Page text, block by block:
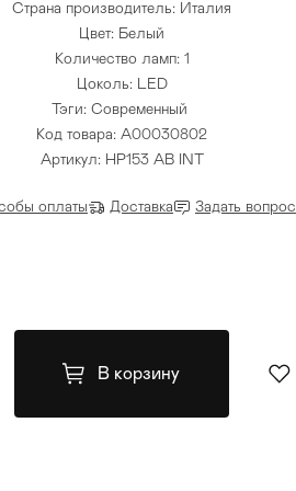
Страна производитель: Италия
Цвет: Белый
Количество ламп: 1
Цоколь: LED
Тэги: Современный
Код товара: A00030802
Артикул: HP153 AB INT
оплаты Доставка Задать вопрос
В корзину